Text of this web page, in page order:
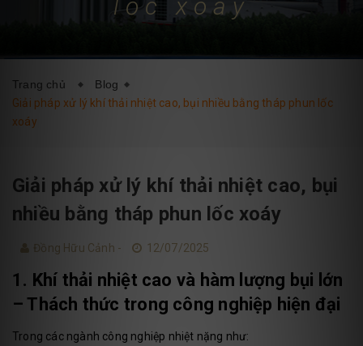
BLOG LIÊN HỆ
lốc xoáy
Trang chủ
Blog
Giải pháp xử lý khí thải nhiệt cao, bụi nhiều bằng tháp phun lốc
xoáy
Giải pháp xử lý khí thải nhiệt cao, bụi
nhiều bằng tháp phun lốc xoáy
Đồng Hữu Cảnh - 12/07/2025
1. Khí thải nhiệt cao và hàm lượng bụi lớn
– Thách thức trong công nghiệp hiện đại
Trong các ngành công nghiệp nhiệt nặng như: